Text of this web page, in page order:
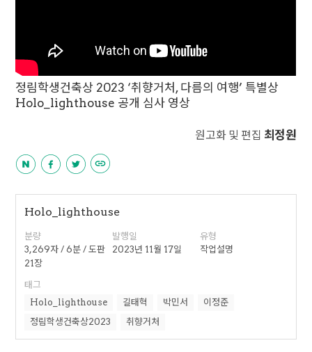
정림학생건축상 2023 ‘취향거처, 다름의 여행’ 특별상
Holo_lighthouse 공개 심사 영상
원고화 및 편집 최정원
Holo_lighthouse
분량
3,269자 / 6분 / 도판
21장
발행일
2023년 11월 17일
유형
작업설명
태그
Holo_lighthouse
길태혁 박민서
이정준
정림학생건축상2023
취향거처